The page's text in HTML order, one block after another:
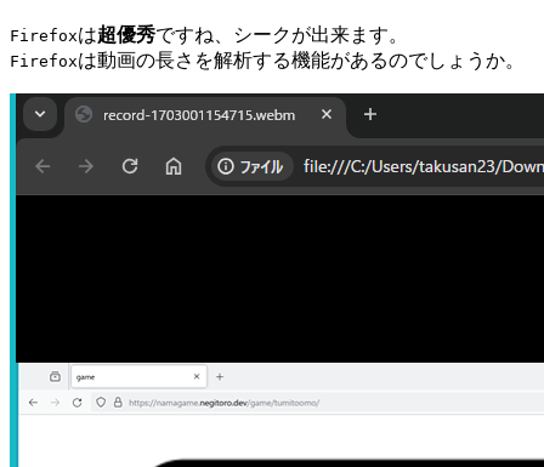
Firefoxは超優秀ですね、シークが出来ます。
Firefoxは動画の長さを解析する機能があるのでしょうか。